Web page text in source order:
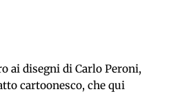
ai disegni di Carlo Peroni,
cartoonesco, che qui